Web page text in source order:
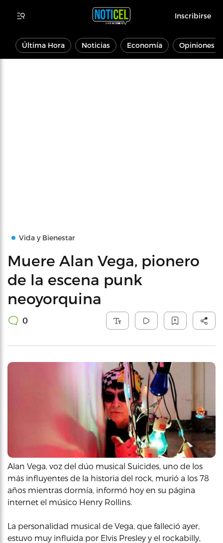
Inscribirse
Última Hora Noticias Economía Opiniones
Vida y Bienestar
Muere Alan Vega, pionero
de la escena punk
neoyorquina
0
Alan Vega, voz del dúo musical Suicides, uno de los
más influyentes de la historia del rock, murió a los 78
años mientras dormía, informó hoy en su página
internet el músico Henry Rollins.
La personalidad musical de Vega, que falleció ayer,
estuvo muy influida por Elvis Presley y el rockabilly,